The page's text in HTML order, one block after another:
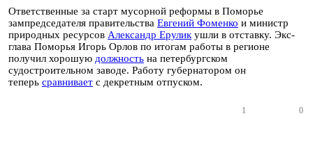
Ответственные за старт мусорной реформы в Поморье
зампредседателя правительства Евгений Фоменко и министр
природных ресурсов Александр Ерулик ушли в отставку. Экс-
глава Поморья Игорь Орлов по итогам работы в регионе
получил хорошую должность на петербургском
судостроительном заводе. Работу губернатором он
теперь сравнивает с декретным отпуском.
1 0